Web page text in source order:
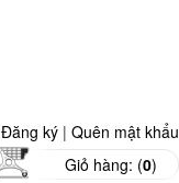
Đăng ký | Quên mật khẩu
Giỏ hàng: (0)